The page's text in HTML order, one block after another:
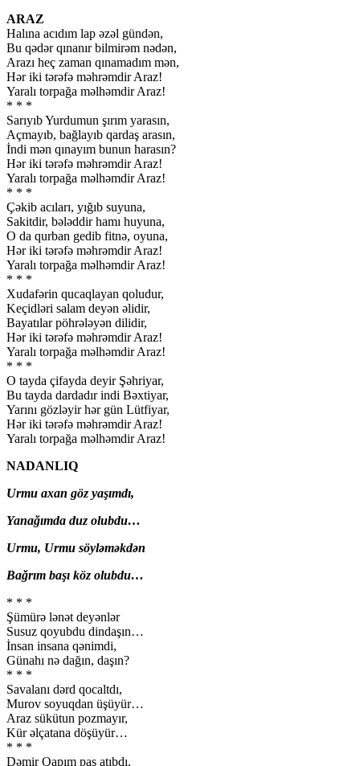
ARAZ
Halına acıdım lap əzəl gündən,
Bu qədər qınanır bilmirəm nədən,
Arazı heç zaman qınamadım mən,
Hər iki tərəfə məhrəmdir Araz!
Yaralı torpağa məlhəmdir Araz!
* * *
Sarıyıb Yurdumun şırım yarasın,
Açmayıb, bağlayıb qardaş arasın,
İndi mən qınayım bunun harasın?
Hər iki tərəfə məhrəmdir Araz!
Yaralı torpağa məlhəmdir Araz!
* * *
Çəkib acıları, yığıb suyuna,
Sakitdir, bələddir hamı huyuna,
O da qurban gedib fitnə, oyuna,
Hər iki tərəfə məhrəmdir Araz!
Yaralı torpağa məlhəmdir Araz!
* * *
Xudafərin qucaqlayan qoludur,
Keçidləri salam deyən əlidir,
Bayatılar pöhrələyən dilidir,
Hər iki tərəfə məhrəmdir Araz!
Yaralı torpağa məlhəmdir Araz!
* * *
O tayda çifayda deyir Şəhriyar,
Bu tayda dardadır indi Bəxtiyar,
Yarını gözləyir hər gün Lütfiyar,
Hər iki tərəfə məhrəmdir Araz!
Yaralı torpağa məlhəmdir Araz!
NADANLIQ
Urmu axan göz yaşımdı,
Yanağımda duz olubdu…
Urmu, Urmu söyləməkdən
Bağrım başı köz olubdu…
* * *
Şümürə lənət deyənlər
Susuz qoyubdu dindaşın…
İnsan insana qənimdi,
Günahı nə dağın, daşın?
* * *
Savalanı dərd qocaltdı,
Murov soyuqdan üşüyür…
Araz sükütun pozmayır,
Kür əlçatana döşüyür…
* * *
Dəmir Qapım pas atıbdı,